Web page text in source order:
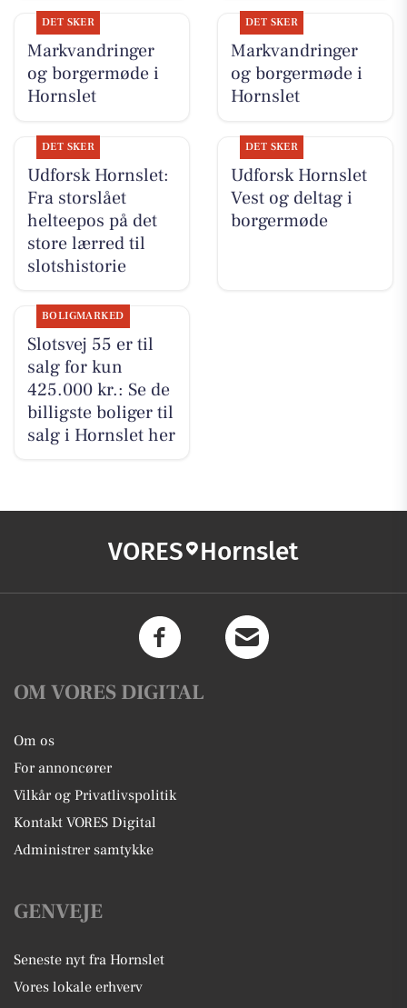
DET SKER
Markvandringer
og borgermøde i
Hornslet
DET SKER
Markvandringer
og borgermøde i
Hornslet
DET SKER
Udforsk Hornslet:
Fra storslået
helteepos på det
store lærred til
slotshistorie
DET SKER
Udforsk Hornslet
Vest og deltag i
borgermøde
BOLIGMARKED
Slotsvej 55 er til
salg for kun
425.000 kr.: Se de
billigste boliger til
salg i Hornslet her
VORES Hornslet
OM VORES DIGITAL
Om os
For annoncører
Vilkår og Privatlivspolitik
Kontakt VORES Digital
Administrer samtykke
GENVEJE
Seneste nyt fra Hornslet
Vores lokale erhverv